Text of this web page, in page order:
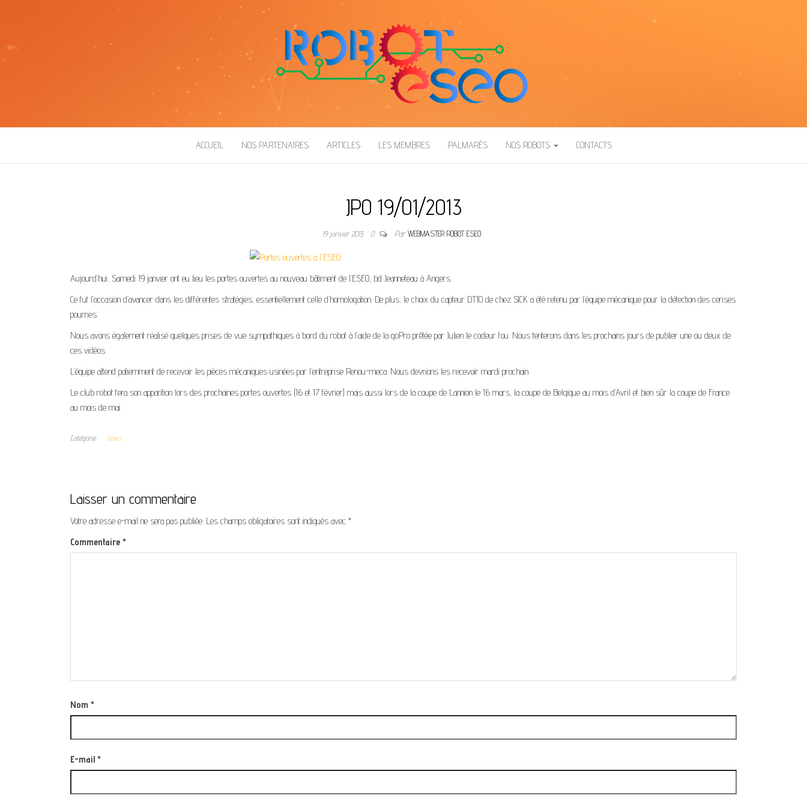
ROBOT ESEO
ACCUEIL NOS PARTENAIRES ARTICLES LES MEMBRES PALMARÈS NOS ROBOTS CONTACTS
JPO 19/01/2013
19 janvier 2013 0 ParWEBMASTER ROBOT ESEO
Aujourd’hui, Samedi 19 janvier ont eu lieu les portes ouvertes au nouveau bâtiment de l’ESEO, bd Jeanneteau à Angers.
Ce fut l’occasion d’avancer dans les différentes stratégies, essentiellement celle d’homologation. De plus, le choix du capteur DT10 de chez SICK a été retenu par l’équipe mécanique pour la détection des cerises
pourries.
Nous avons également réalisé quelques prises de vue sympathiques à bord du robot à l’aide de la goPro prêtée par Julien le codeur fou. Nous tenterons dans les prochains jours de publier une ou deux de
ces vidéos.
L’équipe attend patiemment de recevoir les pièces mécaniques usinées par l’entreprise Renou-meca. Nous devrions les recevoir mardi prochain.
Le club robot fera son apparition lors des prochaines portes ouvertes (16 et 17 février) mais aussi lors de la coupe de Lannion le 16 mars, la coupe de Belgique au mois d’Avril et bien sûr la coupe de France
au mois de mai.
Catégorie news
Laisser un commentaire
Votre adresse e-mail ne sera pas publiée. Les champs obligatoires sont indiqués avec *
Commentaire *
Nom *
E-mail *